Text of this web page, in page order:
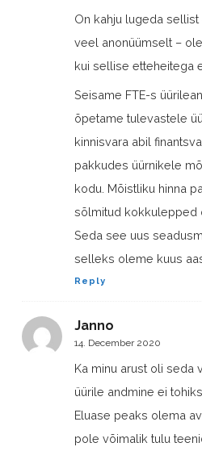
On kahju lugeda
veel anonüümselt –
kui sellise etteheitega
Seisame FTE-s
õpetame tulevastele
kinnisvara abil
pakkudes üürnikele
kodu. Mõistliku hinna
sõlmitud kokkulepped
Seda see uus
selleks oleme kuus
Reply
Janno
14. December 2020
Ka minu arust oli seda
üürile andmine ei
Eluase peaks olema
pole võimalik tulu